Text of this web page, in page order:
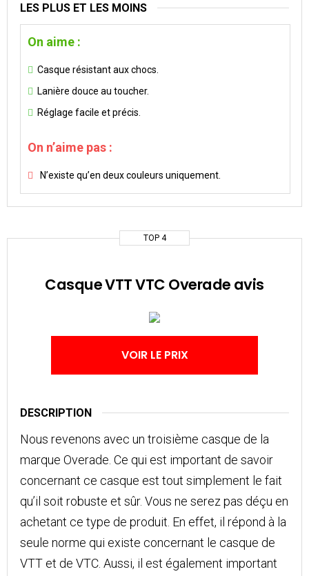
LES PLUS ET LES MOINS
On aime :
Casque résistant aux chocs.
Lanière douce au toucher.
Réglage facile et précis.
On n’aime pas :
N’existe qu’en deux couleurs uniquement.
TOP 4
Casque VTT VTC Overade avis
VOIR LE PRIX
DESCRIPTION
Nous revenons avec un troisième casque de la
marque Overade. Ce qui est important de savoir
concernant ce casque est tout simplement le fait
qu’il soit robuste et sûr. Vous ne serez pas déçu en
achetant ce type de produit. En effet, il répond à la
seule norme qui existe concernant le casque de
VTT et de VTC. Aussi, il est également important